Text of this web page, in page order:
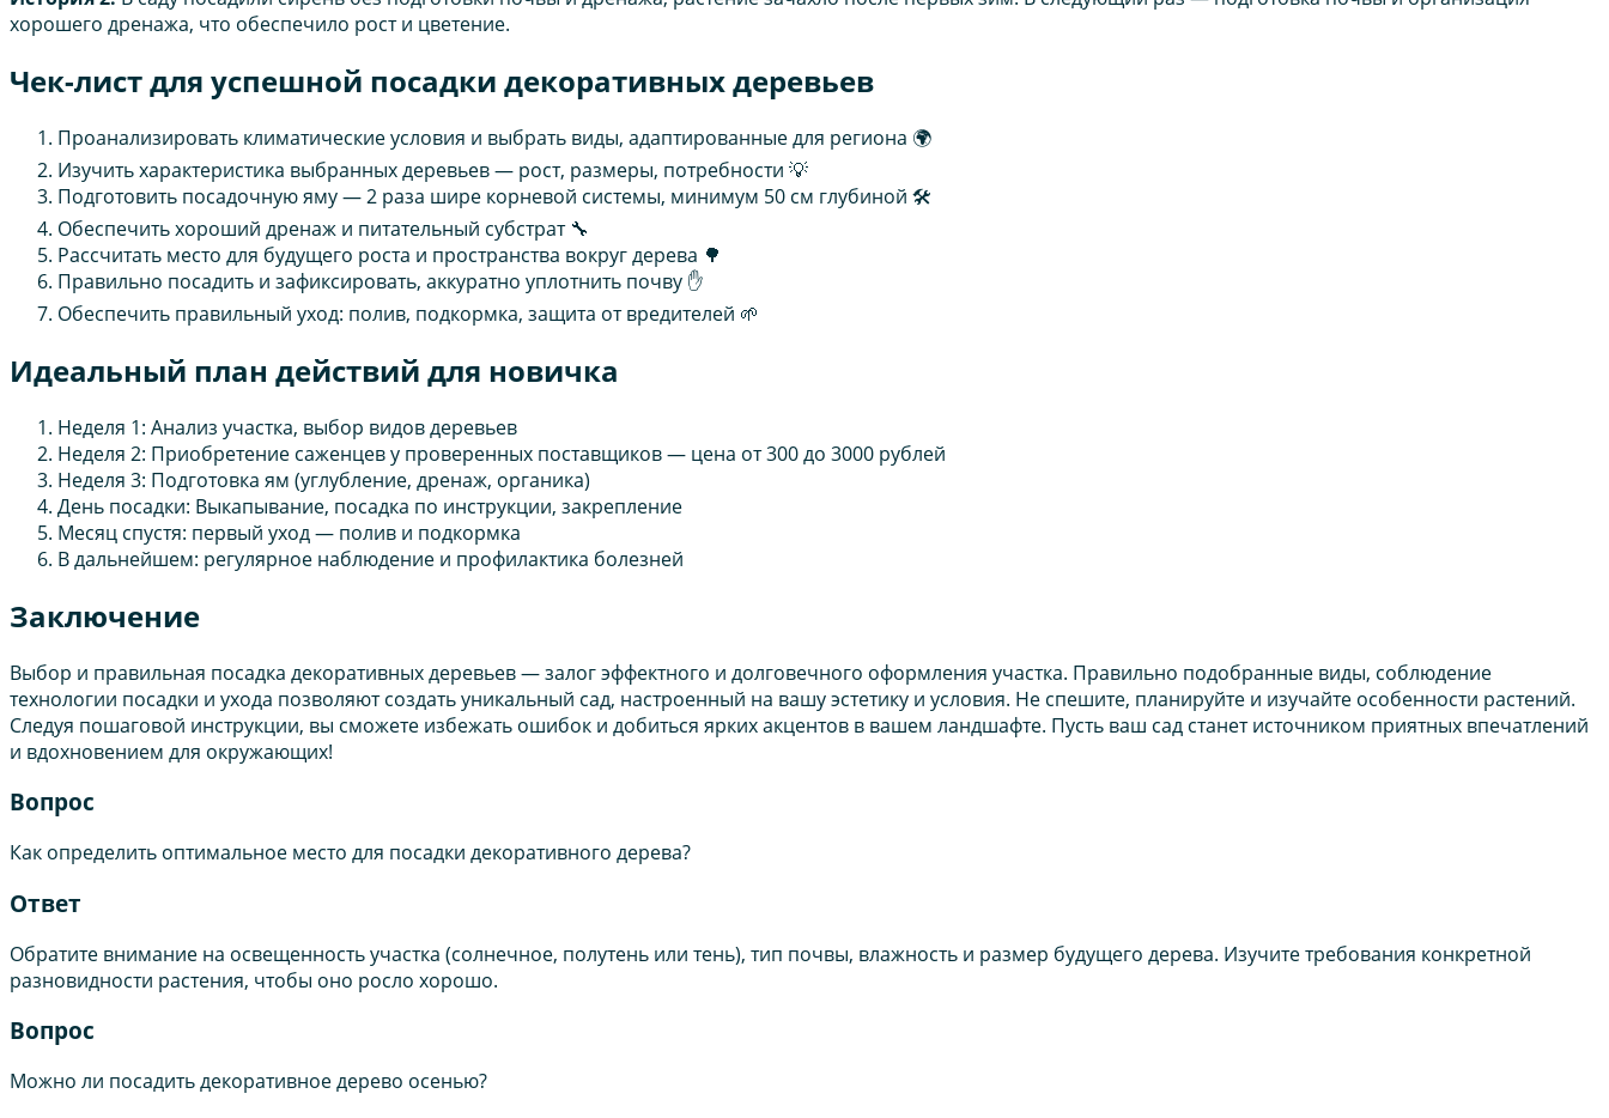
хорошего дренажа, что обеспечило рост и цветение.
Чек-лист для успешной посадки декоративных деревьев
Проанализировать климатические условия и выбрать виды, адаптированные для региона 🌍
Изучить характеристика выбранных деревьев — рост, размеры, потребности 💡
Подготовить посадочную яму — 2 раза шире корневой системы, минимум 50 см глубиной 🛠️
Обеспечить хороший дренаж и питательный субстрат 🔧
Рассчитать место для будущего роста и пространства вокруг дерева 🌳
Правильно посадить и зафиксировать, аккуратно уплотнить почву ✋
Обеспечить правильный уход: полив, подкормка, защита от вредителей 🌱
Идеальный план действий для новичка
Неделя 1: Анализ участка, выбор видов деревьев
Неделя 2: Приобретение саженцев у проверенных поставщиков — цена от 300 до 3000 рублей
Неделя 3: Подготовка ям (углубление, дренаж, органика)
День посадки: Выкапывание, посадка по инструкции, закрепление
Месяц спустя: первый уход — полив и подкормка
В дальнейшем: регулярное наблюдение и профилактика болезней
Заключение
Выбор и правильная посадка декоративных деревьев — залог эффектного и долговечного оформления участка. Правильно подобранные виды, соблюдение
технологии посадки и ухода позволяют создать уникальный сад, настроенный на вашу эстетику и условия. Не спешите, планируйте и изучайте особенности растений.
Следуя пошаговой инструкции, вы сможете избежать ошибок и добиться ярких акцентов в вашем ландшафте. Пусть ваш сад станет источником приятных впечатлений
и вдохновением для окружающих!
Вопрос
Как определить оптимальное место для посадки декоративного дерева?
Ответ
Обратите внимание на освещенность участка (солнечное, полутень или тень), тип почвы, влажность и размер будущего дерева. Изучите требования конкретной
разновидности растения, чтобы оно росло хорошо.
Вопрос
Можно ли посадить декоративное дерево осенью?